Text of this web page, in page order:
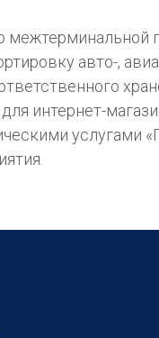
авто-,
интернет-
услугами